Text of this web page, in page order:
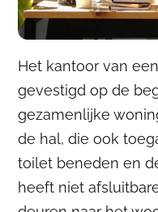
Het kantoor van
gevestigd op de
gezamenlijke
de hal, die ook
toilet beneden en
heeft niet